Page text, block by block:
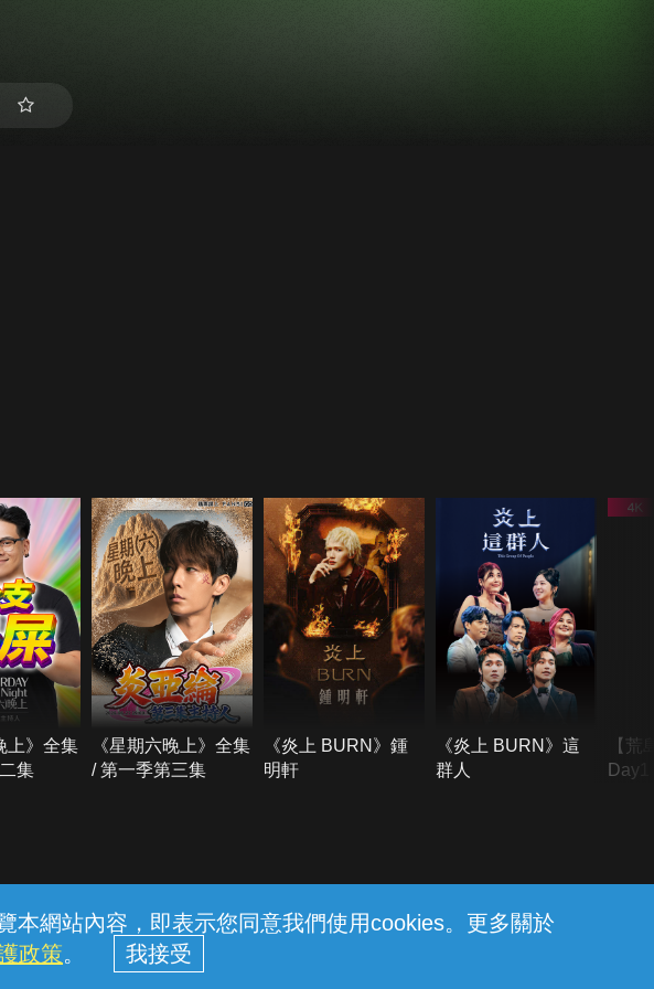
網站內容，即表示您同意我們使用cookies。更多關於
政策。
上》全集
集
《星期六晚上》全集
/ 第一季第三集
《炎上 BURN》鍾
明軒
《炎上 BURN》這
群人
【荒
隱私權保護
：96979949) © 2026